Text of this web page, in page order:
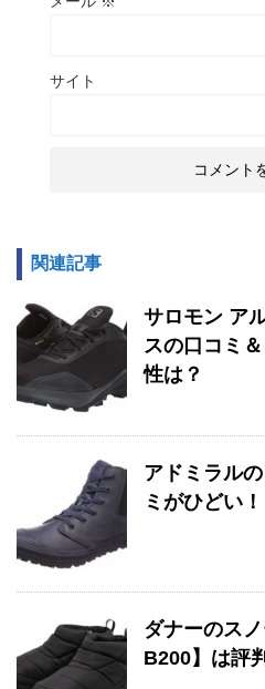
サイト
関連記事
サロモン ア
スの口コミ
性は？
アドミラル
ミがひどい
ダナーのス
B200】は評